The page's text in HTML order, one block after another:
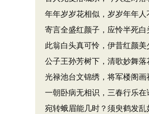
年年岁岁花相似，岁岁年年人
寄言全盛红颜子，应怜半死白
此翁白头真可怜，伊昔红颜美
公子王孙芳树下，清歌妙舞落
光禄池台文锦绣，将军楼阁
一朝卧病无相识，三春行乐在
宛转蛾眉能几时？须臾鹤发乱